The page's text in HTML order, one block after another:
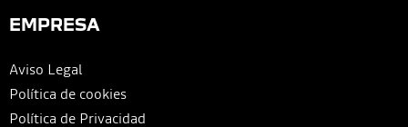
EMPRESA
Aviso Legal
Política de cookies
Política de Privacidad